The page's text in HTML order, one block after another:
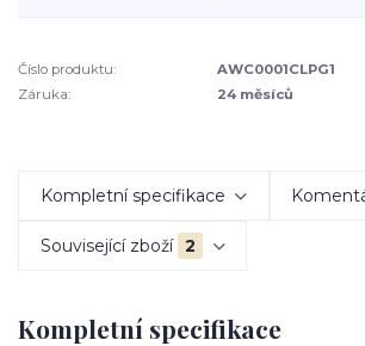
Číslo produktu:
AWC0001CLPG1
Záruka:
24 měsíců
Kompletní specifikace
Související zboží 2
Kompletní specifikace